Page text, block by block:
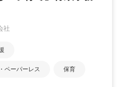
社
ペーパーレス 保育